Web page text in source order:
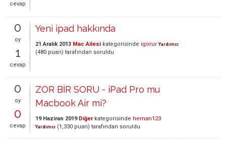
cevap
0
oy
1
cevap
Yeni ipad hakkında
21 Aralık 2013 Mac Ailesi kategorisinde igorur Yardımcı
(480 puan) tarafından soruldu
0
oy
0
cevap
ZOR BİR SORU - iPad Pro mu
Macbook Air mi?
19 Haziran 2019 Diğerkategorisinde heman123
Yardımcı (1,330 puan) tarafından soruldu